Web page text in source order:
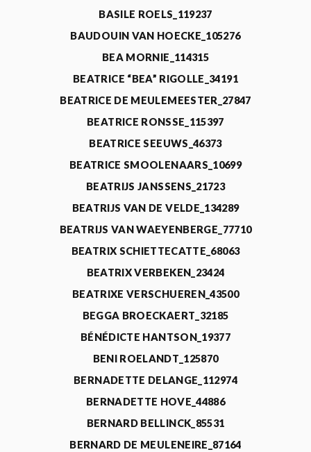
BASILE ROELS_119237
BAUDOUIN VAN HOECKE_105276
BEA MORNIE_114315
BEATRICE “BEA” RIGOLLE_34191
BEATRICE DE MEULEMEESTER_27847
BEATRICE RONSSE_115397
BEATRICE SEEUWS_46373
BEATRICE SMOOLENAARS_10699
BEATRIJS JANSSENS_21723
BEATRIJS VAN DE VELDE_134289
BEATRIJS VAN WAEYENBERGE_77710
BEATRIX SCHIETTECATTE_68063
BEATRIX VERBEKEN_23424
BEATRIXE VERSCHUEREN_43500
BEGGA BROECKAERT_32185
BÉNÉDICTE HANTSON_19377
BENI ROELANDT_125870
BERNADETTE DELANGE_112974
BERNADETTE HOVE_44886
BERNARD BELLINCK_85531
BERNARD DE MEULENEIRE_87164